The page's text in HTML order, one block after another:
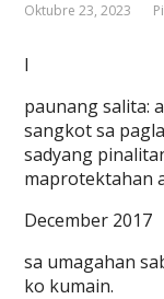
Oktubre 23, 2023
I
paunang salita:
sangkot sa
sadyang
maprotektahan
December 2017
sa umagahan
ko kumain.